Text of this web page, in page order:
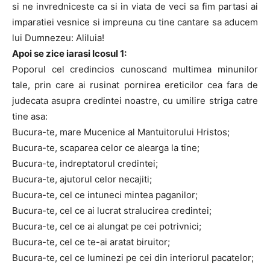
si ne invredniceste ca si in viata de veci sa fim partasi ai
imparatiei vesnice si impreuna cu tine cantare sa aducem
lui Dumnezeu: Aliluia!
Apoi se zice iarasi Icosul 1:
Poporul cel credincios cunoscand multimea minunilor
tale, prin care ai rusinat pornirea ereticilor cea fara de
judecata asupra credintei noastre, cu umilire striga catre
tine asa:
Bucura-te, mare Mucenice al Mantuitorului Hristos;
Bucura-te, scaparea celor ce alearga la tine;
Bucura-te, indreptatorul credintei;
Bucura-te, ajutorul celor necajiti;
Bucura-te, cel ce intuneci mintea paganilor;
Bucura-te, cel ce ai lucrat stralucirea credintei;
Bucura-te, cel ce ai alungat pe cei potrivnici;
Bucura-te, cel ce te-ai aratat biruitor;
Bucura-te, cel ce luminezi pe cei din interiorul pacatelor;